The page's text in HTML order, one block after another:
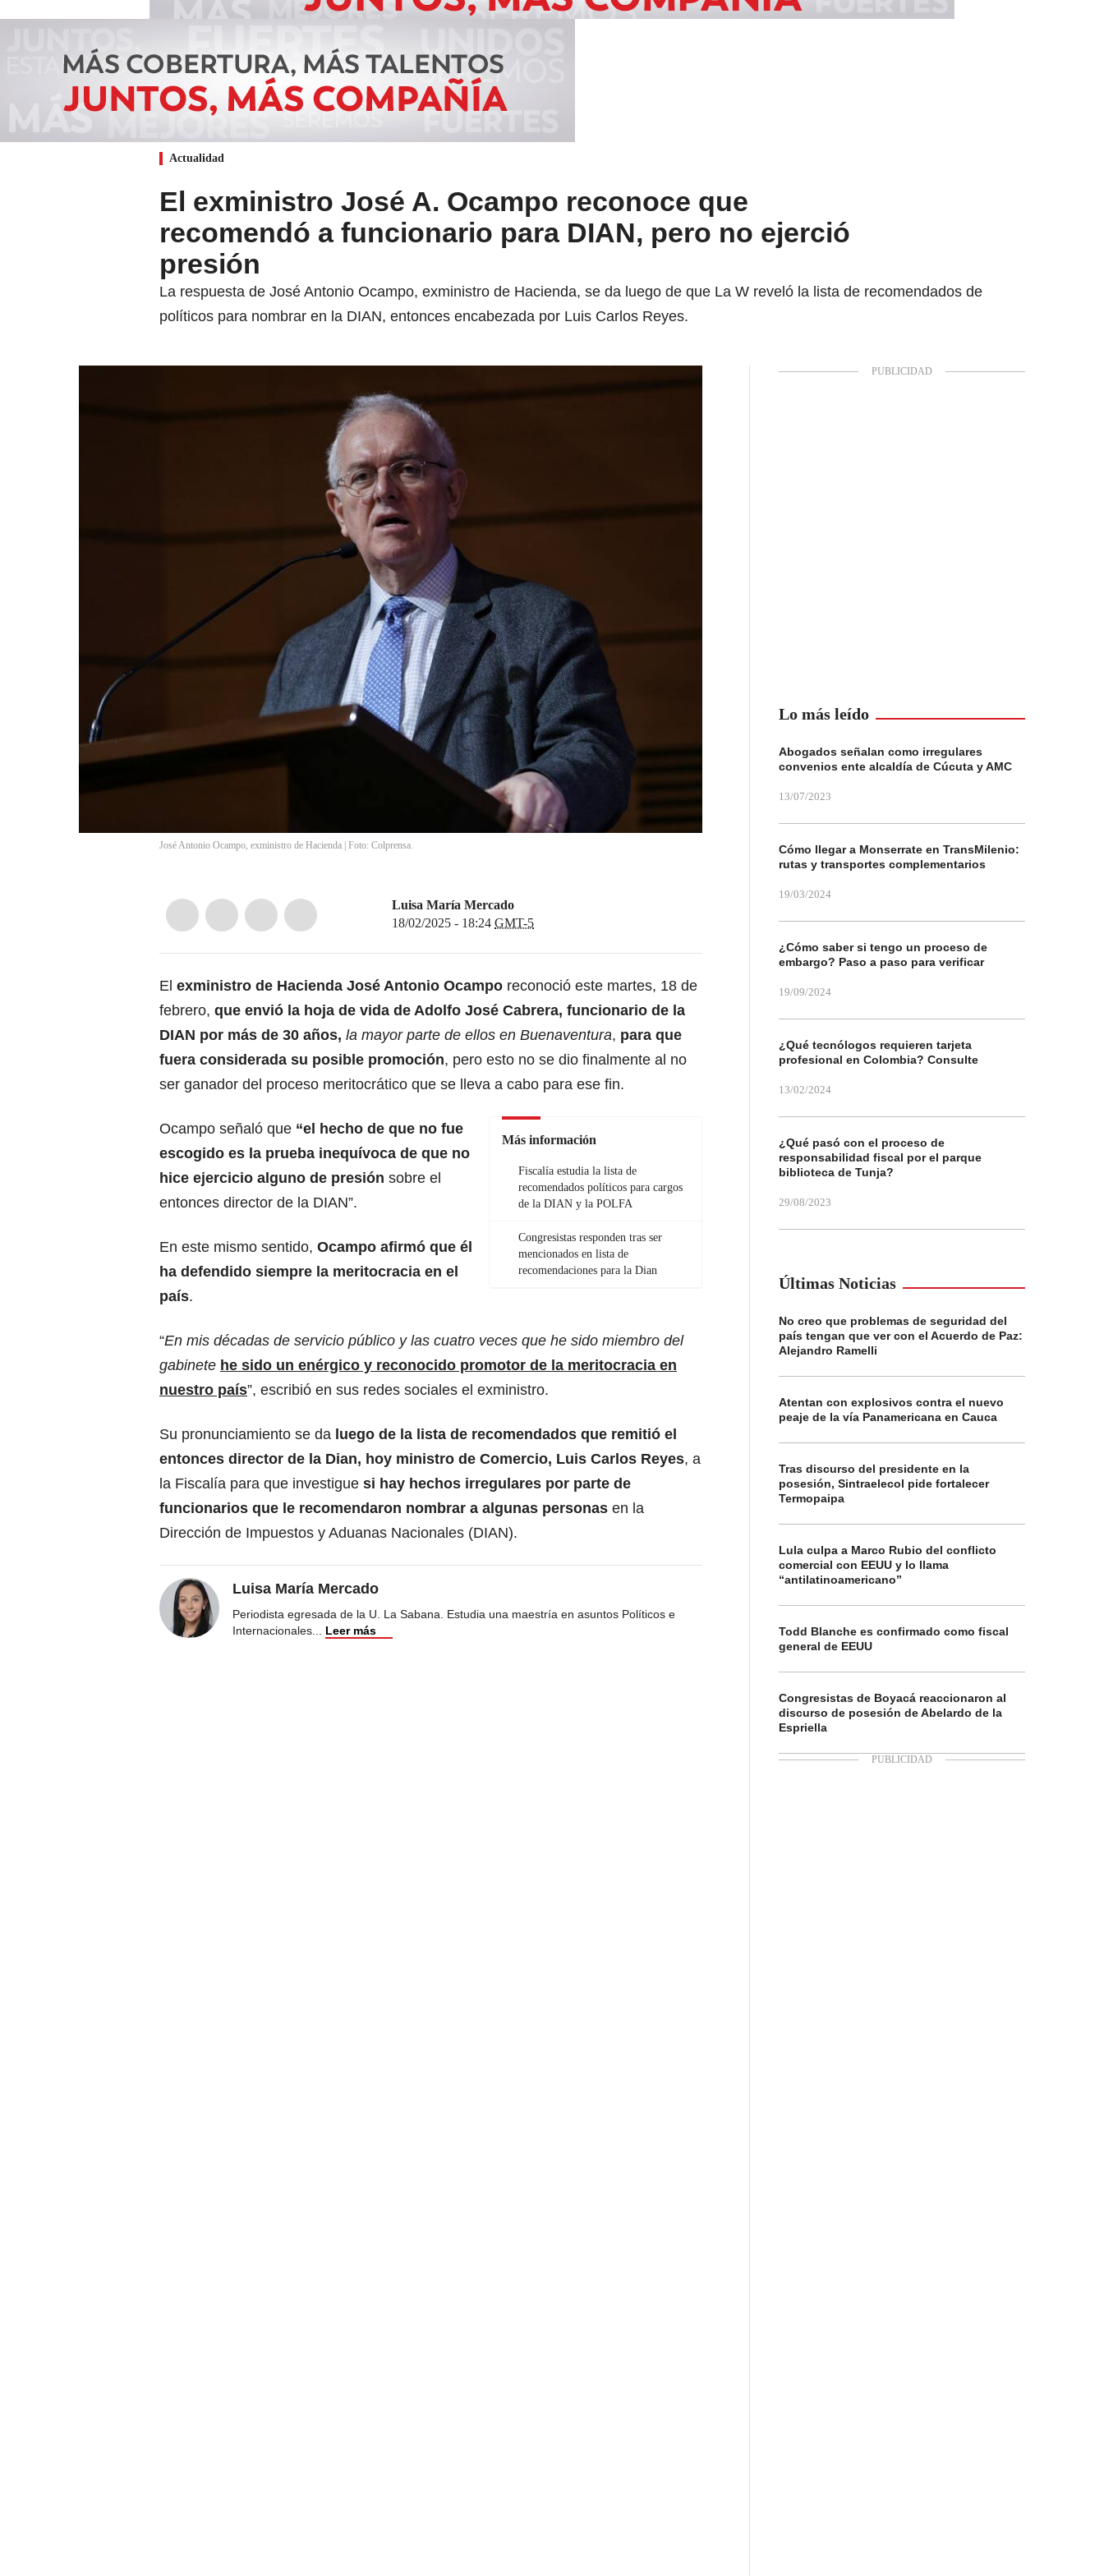
Actualidad
El exministro José A. Ocampo reconoce que
recomendó a funcionario para DIAN, pero no ejerció
presión
La respuesta de José Antonio Ocampo, exministro de Hacienda, se da luego de que La W reveló la lista de recomendados de
políticos para nombrar en la DIAN, entonces encabezada por Luis Carlos Reyes.
José Antonio Ocampo, exministro de Hacienda | Foto: Colprensa.
Luisa María Mercado
18/02/2025 - 18:24 GMT-5
El exministro de Hacienda José Antonio Ocampo reconoció este martes, 18 de
febrero, que envió la hoja de vida de Adolfo José Cabrera, funcionario de la
DIAN por más de 30 años, la mayor parte de ellos en Buenaventura, para que
fuera considerada su posible promoción, pero esto no se dio finalmente al no
ser ganador del proceso meritocrático que se lleva a cabo para ese fin.
Más información
Fiscalía estudia la lista de
recomendados políticos para cargos
de la DIAN y la POLFA
Congresistas responden tras ser
mencionados en lista de
recomendaciones para la Dian
Ocampo señaló que “el hecho de que no fue
escogido es la prueba inequívoca de que no
hice ejercicio alguno de presión sobre el
entonces director de la DIAN”.
En este mismo sentido, Ocampo afirmó que él
ha defendido siempre la meritocracia en el
país.
“En mis décadas de servicio público y las cuatro veces que he sido miembro del
gabinete he sido un enérgico y reconocido promotor de la meritocracia en
nuestro país”, escribió en sus redes sociales el exministro.
Su pronunciamiento se da luego de la lista de recomendados que remitió el
entonces director de la Dian, hoy ministro de Comercio, Luis Carlos Reyes, a
la Fiscalía para que investigue si hay hechos irregulares por parte de
funcionarios que le recomendaron nombrar a algunas personas en la
Dirección de Impuestos y Aduanas Nacionales (DIAN).
Luisa María Mercado
Periodista egresada de la U. La Sabana. Estudia una maestría en asuntos Políticos e
Internacionales... Leer más
Lo más leído
Abogados señalan como irregulares
convenios ente alcaldía de Cúcuta y AMC
13/07/2023
Cómo llegar a Monserrate en TransMilenio:
rutas y transportes complementarios
19/03/2024
¿Cómo saber si tengo un proceso de
embargo? Paso a paso para verificar
19/09/2024
¿Qué tecnólogos requieren tarjeta
profesional en Colombia? Consulte
13/02/2024
¿Qué pasó con el proceso de
responsabilidad fiscal por el parque
biblioteca de Tunja?
29/08/2023
Últimas Noticias
No creo que problemas de seguridad del
país tengan que ver con el Acuerdo de Paz:
Alejandro Ramelli
Atentan con explosivos contra el nuevo
peaje de la vía Panamericana en Cauca
Tras discurso del presidente en la
posesión, Sintraelecol pide fortalecer
Termopaipa
Lula culpa a Marco Rubio del conflicto
comercial con EEUU y lo llama
“antilatinoamericano”
Todd Blanche es confirmado como fiscal
general de EEUU
Congresistas de Boyacá reaccionaron al
discurso de posesión de Abelardo de la
Espriella